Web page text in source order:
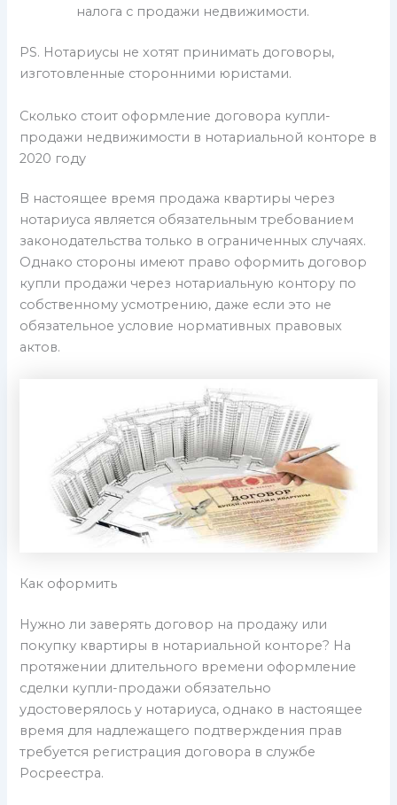
налога с продажи недвижимости.
PS. Нотариусы не хотят принимать договоры,
изготовленные сторонними юристами.
Сколько стоит оформление договора купли-
продажи недвижимости в нотариальной конторе в
2020 году
В настоящее время продажа квартиры через
нотариуса является обязательным требованием
законодательства только в ограниченных случаях.
Однако стороны имеют право оформить договор
купли продажи через нотариальную контору по
собственному усмотрению, даже если это не
обязательное условие нормативных правовых
актов.
Как оформить
Нужно ли заверять договор на продажу или
покупку квартиры в нотариальной конторе? На
протяжении длительного времени оформление
сделки купли-продажи обязательно
удостоверялось у нотариуса, однако в настоящее
время для надлежащего подтверждения прав
требуется регистрация договора в службе
Росреестра.